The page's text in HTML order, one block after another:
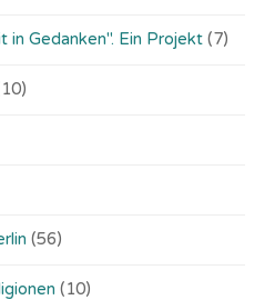
in Gedanken". Ein Projekt (7)
(56)
(10)